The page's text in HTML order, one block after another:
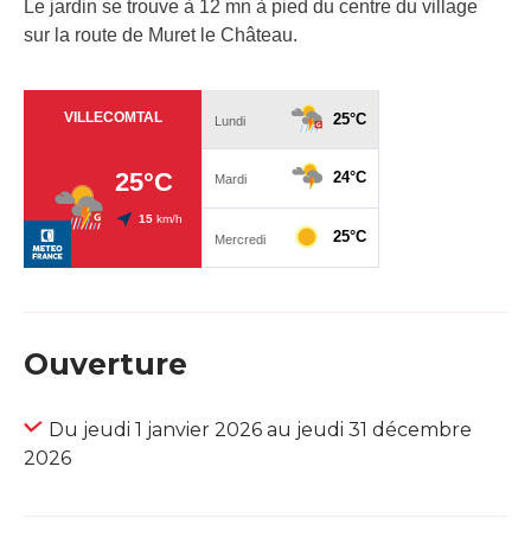
Le jardin se trouve à 12 mn à pied du centre du village
sur la route de Muret le Château.
Ouverture
Du jeudi 1 janvier 2026 au jeudi 31 décembre
2026